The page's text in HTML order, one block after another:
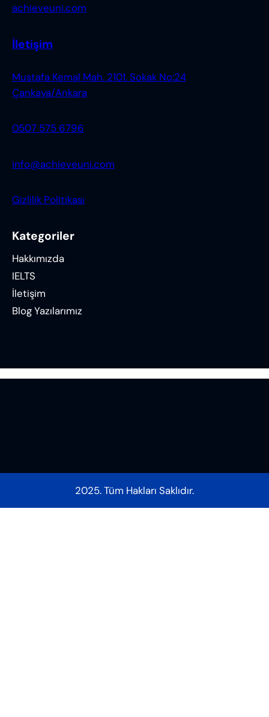
achieveuni.com
İletişim
Mustafa Kemal Mah. 2101. Sokak No:24
Çankaya/Ankara
0507 575 6796
info@achieveuni.com
Gizlilik Politikası
Kategoriler
Hakkımızda
IELTS
İletişim
Blog Yazılarımız
2025. Tüm Hakları Saklıdır.